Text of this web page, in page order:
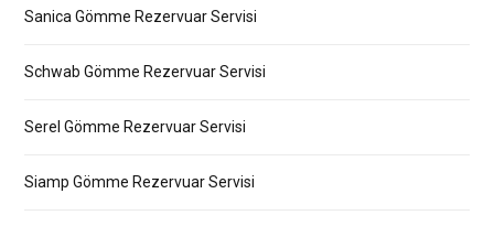
Sanica Gömme Rezervuar Servisi
Schwab Gömme Rezervuar Servisi
Serel Gömme Rezervuar Servisi
Siamp Gömme Rezervuar Servisi